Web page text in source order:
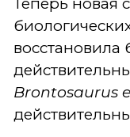
восстановила
Brontosaurus